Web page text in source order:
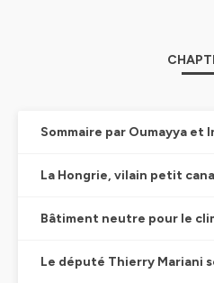
Sommaire par Oumayya et
Bâtiment neutre pour le